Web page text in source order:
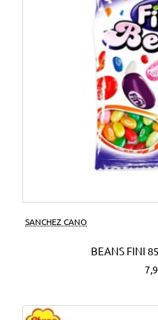
SANCHEZ CANO
BEANS FINI